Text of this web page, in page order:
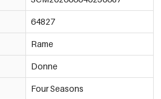
€1,27
€1,27
€1,27
64827
Rame
Donne
Four Seasons